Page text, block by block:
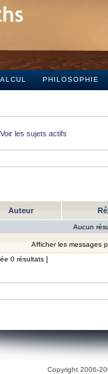
PHILOSOPHIE
Voir les sujets actifs
Auteur
Aucun
Afficher les messages
0 résultats ]
Copyright 2006-